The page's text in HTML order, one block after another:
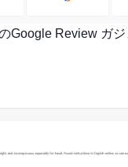
Google Review ガ